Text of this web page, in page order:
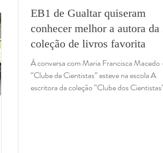
EB1 de Gualtar quiseram
conhecer melhor a autora da
coleção de livros favorita
À conversa com Maria Francisca
“Clube de Cientistas” esteve na escola A
escritora da coleção “Clube dos